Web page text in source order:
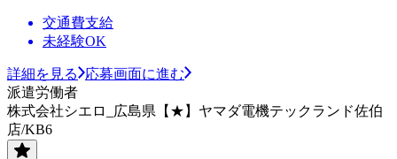
交通費支給
未経験OK
詳細を見る
応募画面に進む
派遣労働者
株式会社シエロ_広島県【★】ヤマダ電機テックランド佐伯
店/KB6